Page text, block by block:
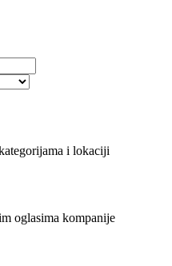
i lokaciji
oglasima kompanije